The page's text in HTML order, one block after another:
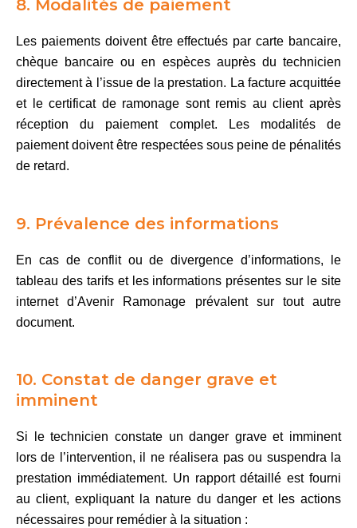
8. Modalités de paiement
Les paiements doivent être effectués par carte bancaire,
chèque bancaire ou en espèces auprès du technicien
directement à l’issue de la prestation. La facture acquittée
et le certificat de ramonage sont remis au client après
réception du paiement complet. Les modalités de
paiement doivent être respectées sous peine de pénalités
de retard.
9. Prévalence des informations
En cas de conflit ou de divergence d’informations, le
tableau des tarifs et les informations présentes sur le site
internet d’Avenir Ramonage prévalent sur tout autre
document.
10. Constat de danger grave et
imminent
Si le technicien constate un danger grave et imminent
lors de l’intervention, il ne réalisera pas ou suspendra la
prestation immédiatement. Un rapport détaillé est fourni
au client, expliquant la nature du danger et les actions
nécessaires pour remédier à la situation :